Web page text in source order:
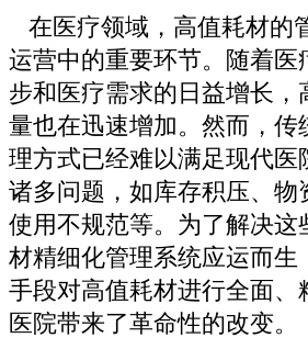
在医疗领域，高值耗材的
运营中的重要环节。随着医
步和医疗需求的日益增长，
量也在迅速增加。然而，传
理方式已经难以满足现代医
诸多问题，如库存积压、物
使用不规范等。为了解决这
材精细化管理系统应运而生
手段对高值耗材进行全面、
医院带来了革命性的改变。